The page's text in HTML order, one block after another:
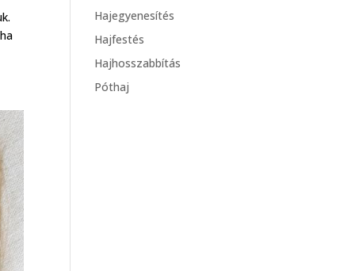
Hajegyenesítés
Hajfestés
Hajhosszabbítás
Póthaj